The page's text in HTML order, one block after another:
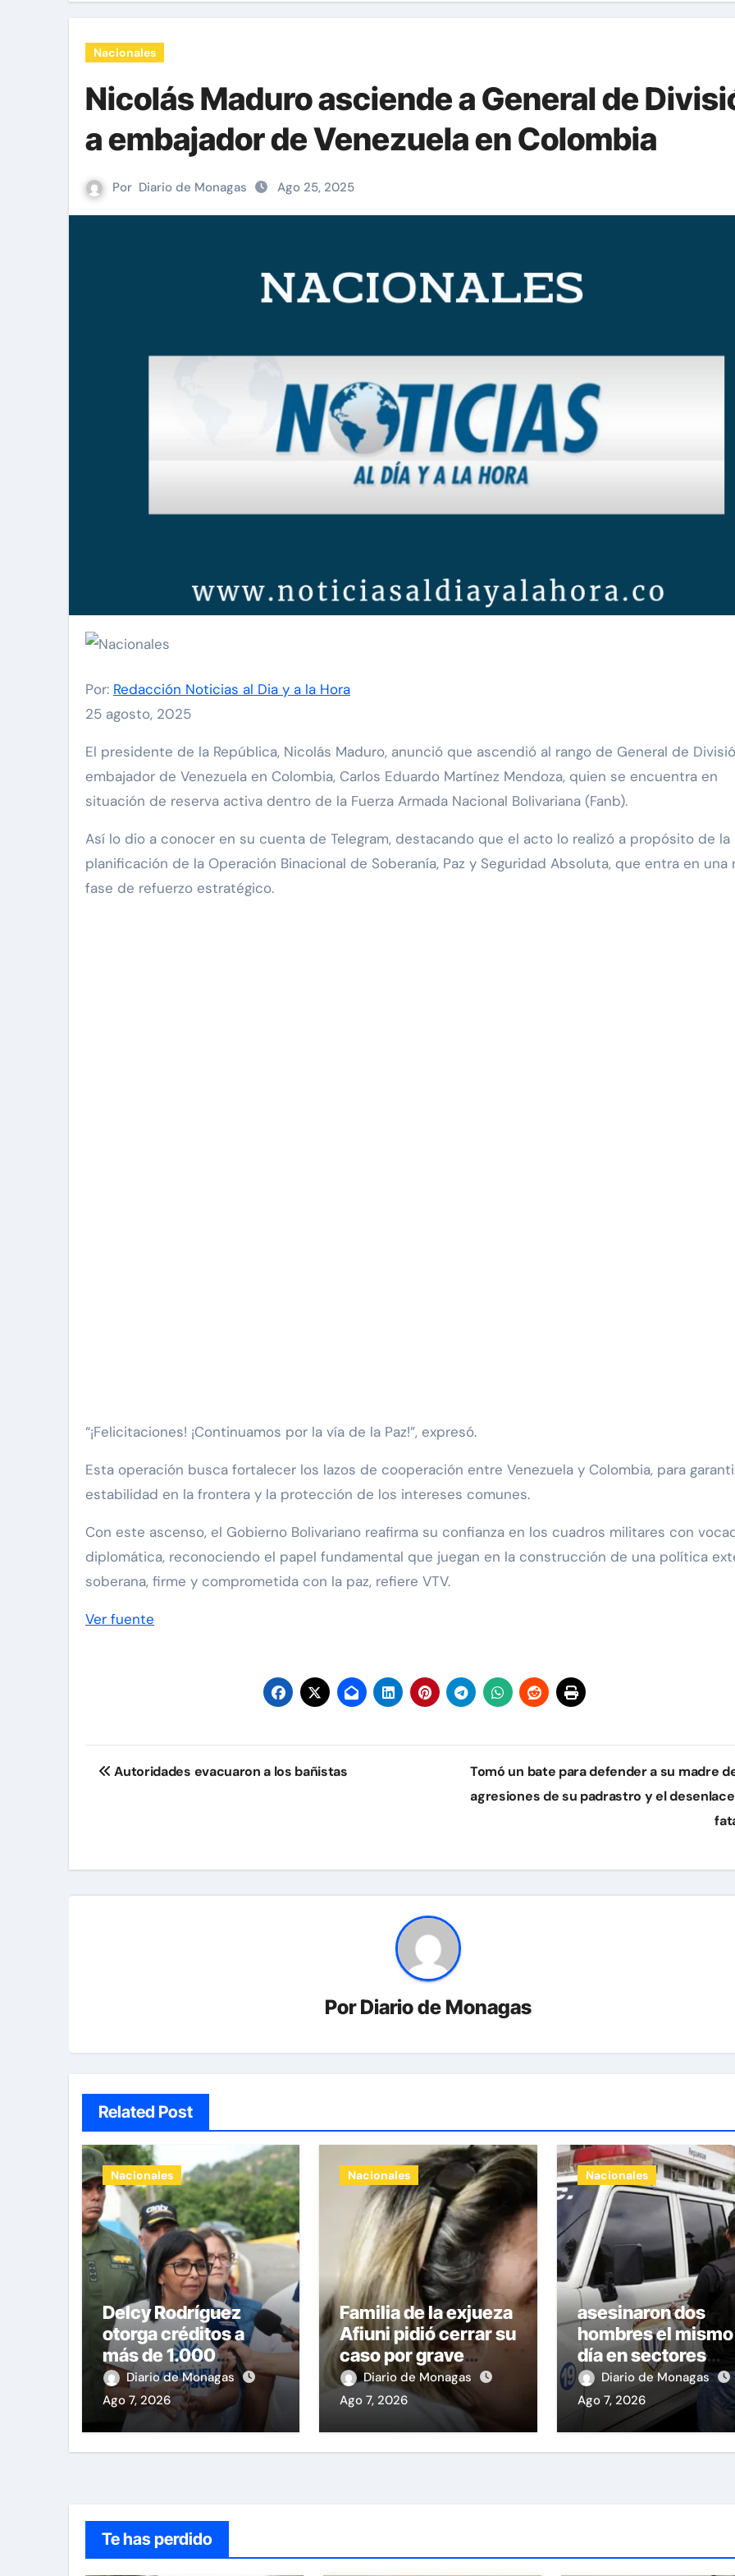
Nacionales
Nicolás Maduro asciende a General de
a embajador de Venezuela en Colombia
Por Diario de Monagas Ago 25, 2025
Por: Redacción Noticias al Dia y a la Hora
25 agosto, 2025
El presidente de la República, Nicolás Maduro, anunció que ascendió al rango de General de División al
embajador de Venezuela en Colombia, Carlos Eduardo Martínez Mendoza, quien se encuentra en
situación de reserva activa dentro de la Fuerza Armada Nacional Bolivariana (Fanb).
Así lo dio a conocer en su cuenta de Telegram, destacando que el acto lo realizó a propósito de la
planificación de la Operación Binacional de Soberanía, Paz y Seguridad Absoluta, que entra en una
fase de refuerzo estratégico.
“¡Felicitaciones! ¡Continuamos por la vía de la Paz!”, expresó.
Esta operación busca fortalecer los lazos de cooperación entre Venezuela y Colombia, para
estabilidad en la frontera y la protección de los intereses comunes.
Con este ascenso, el Gobierno Bolivariano reafirma su confianza en los cuadros militares con
diplomática, reconociendo el papel fundamental que juegan en la construcción de una política
soberana, firme y comprometida con la paz, refiere VTV.
Ver fuente
Navegación
Autoridades evacuaron a los bañistas
Tomó un bate para defender a su madre
agresiones de su padrastro y el
PorDiario de Monagas
Related Post
Nacionales
Delcy Rodríguez
otorga créditos a
más de 1.000
comercios para
apoyar a los
emprendedores
Diario de Monagas
Ago 7, 2026
Nacionales
Familia de la exjueza
Afiuni pidió cerrar su
caso por grave
enfermedad
Diario de Monagas
Ago 7, 2026
Nacionales
asesinaron dos
hombres el mismo
día en sectores
vecinos
Diario de Monagas
Ago 7, 2026
Te has perdido